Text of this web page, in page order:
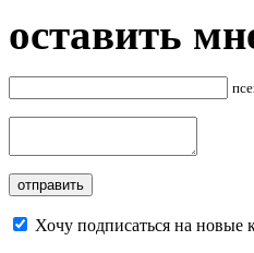
оставить
Хочу подписаться на новые